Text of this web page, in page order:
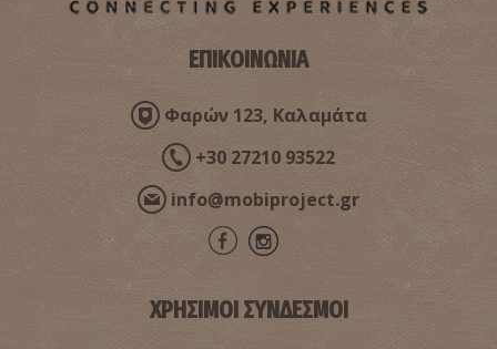
ΕΠΙΚΟΙΝΩΝΙΑ
Φαρών 123, Καλαμάτα
+30 27210 93522
info@mobiproject.gr
ΧΡΗΣΙΜΟΙ ΣΥΝΔΕΣΜΟΙ